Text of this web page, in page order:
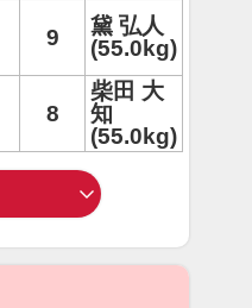
9
黛 弘人
(55.0kg)
8
柴田 大
知
(55.0kg)